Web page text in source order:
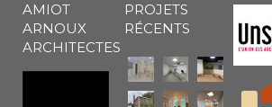
AMIOT
ARNOUX
ARCHITECTES
PROJETS
RÉCENTS